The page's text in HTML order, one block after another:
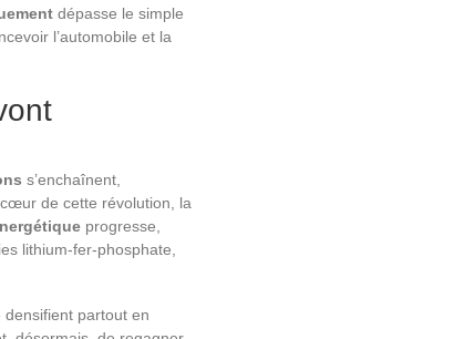
dépasse le simple
l’automobile et la
s’enchaînent,
de cette révolution, la
progresse,
lithium-fer-phosphate,
densifient partout en